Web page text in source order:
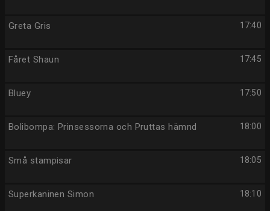
17:40
Greta Gris
17:45
Fåret Shaun
17:50
Bluey
18:00
Bolibompa: Prinsessorna och Pruttas hämnd
18:05
Små stampisar
18:10
Superkaninen Simon